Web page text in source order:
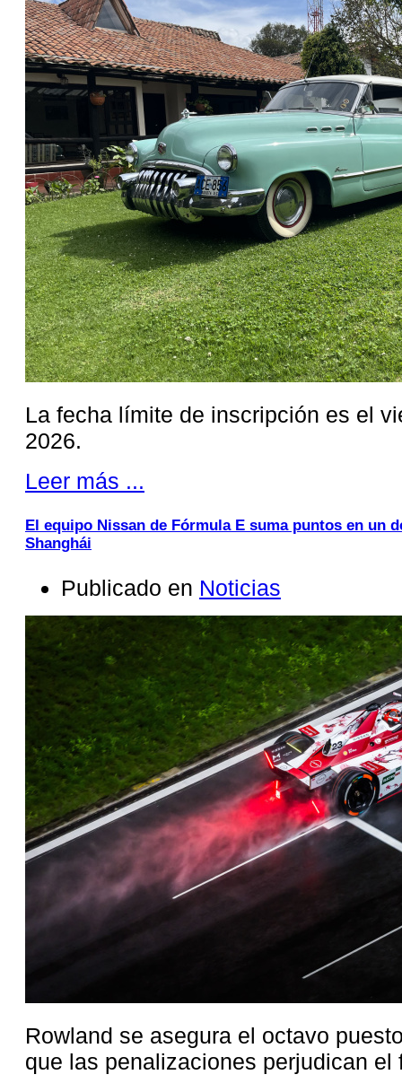
La fecha límite de inscripción es el
2026.
Leer más ...
El equipo Nissan de Fórmula E suma puntos en un
Shanghái
Publicado en Noticias
Rowland se asegura el octavo
que las penalizaciones perjudican el